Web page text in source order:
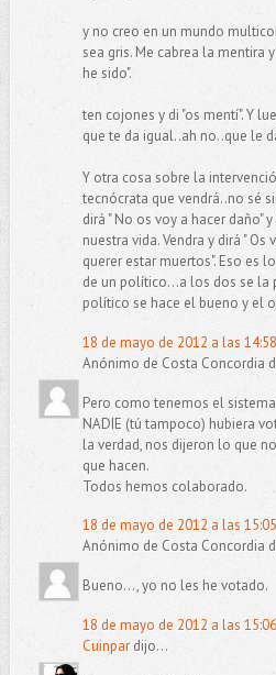
y no creo en un mundo
sea gris. Me cabrea la mentira
he sido".
ten cojones y di "os mentí". Y
que te da igual..ah no..que le
Y otra cosa sobre la
tecnócrata que vendrá..no sé
dirá " No os voy a hacer daño"
nuestra vida. Vendra y dirá "
querer estar muertos". Eso es
de un político...a los dos se la
político se hace el bueno y el
18 de mayo de 2012 a las 14:58
Anónimo de Costa Concordia
Pero como tenemos el
NADIE (tú tampoco) hubiera
la verdad, nos dijeron lo que
que hacen.
Todos hemos colaborado.
18 de mayo de 2012 a las 15:05
Anónimo de Costa Concordia
Bueno..., yo no les he votado.
18 de mayo de 2012 a las 15:06
Cuinpardijo...